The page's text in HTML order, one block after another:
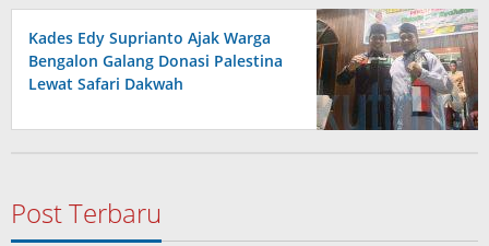
Kades Edy Suprianto Ajak Warga
Bengalon Galang Donasi Palestina
Lewat Safari Dakwah
Post Terbaru